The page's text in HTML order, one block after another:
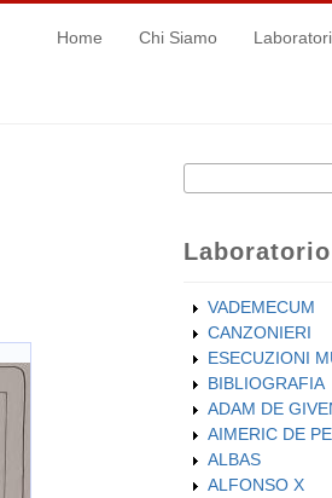
Home Chi Siamo
Form di
Cerca
Laboratorio
VADEMECUM
CANZONIERI
ESECUZIONI
BIBLIOGRAFIA
ADAM DE
AIMERIC DE
ALBAS
ALFONSO X